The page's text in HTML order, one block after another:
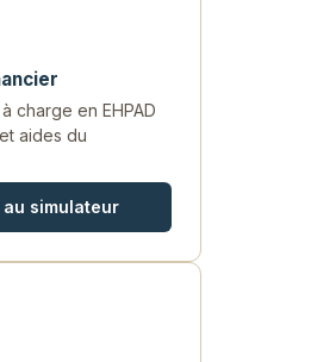
charge en EHPAD
aides du
simulateur